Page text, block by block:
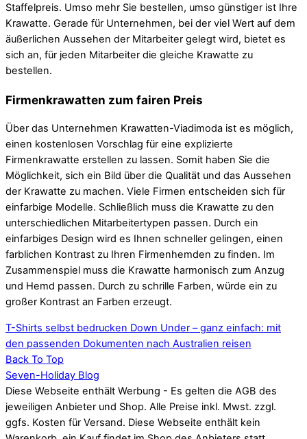
Staffelpreis. Umso mehr Sie bestellen, umso günstiger ist Ihre
Krawatte. Gerade für Unternehmen, bei der viel Wert auf dem
äußerlichen Aussehen der Mitarbeiter gelegt wird, bietet es
sich an, für jeden Mitarbeiter die gleiche Krawatte zu
bestellen.
Firmenkrawatten zum fairen Preis
Über das Unternehmen Krawatten-Viadimoda ist es möglich,
einen kostenlosen Vorschlag für eine explizierte
Firmenkrawatte erstellen zu lassen. Somit haben Sie die
Möglichkeit, sich ein Bild über die Qualität und das Aussehen
der Krawatte zu machen. Viele Firmen entscheiden sich für
einfarbige Modelle. Schließlich muss die Krawatte zu den
unterschiedlichen Mitarbeitertypen passen. Durch ein
einfarbiges Design wird es Ihnen schneller gelingen, einen
farblichen Kontrast zu Ihren Firmenhemden zu finden. Im
Zusammenspiel muss die Krawatte harmonisch zum Anzug
und Hemd passen. Durch zu schrille Farben, würde ein zu
großer Kontrast an Farben erzeugt.
T-Shirts selbst bedrucken Down Under – ganz einfach: mit
den passenden Dokumenten nach Australien reisen
Back To Top
Seven-Holiday Blog
Diese Webseite enthält Werbung - Es gelten die AGB des
jeweiligen Anbieter und Shop. Alle Preise inkl. Mwst. zzgl.
ggfs. Kosten für Versand. Diese Webseite enthält kein